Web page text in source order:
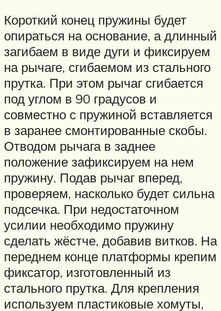
Короткий конец пружины будет
опираться на основание, а длинный
загибаем в виде дуги и фиксируем
на рычаге, сгибаемом из стального
прутка. При этом рычаг сгибается
под углом в 90 градусов и
совместно с пружиной вставляется
в заранее смонтированные скобы.
Отводом рычага в заднее
положение зафиксируем на нем
пружину. Подав рычаг вперед,
проверяем, насколько будет сильна
подсечка. При недостаточном
усилии необходимо пружину
сделать жёстче, добавив витков. На
переднем конце платформы крепим
фиксатор, изготовленный из
стального прутка. Для крепления
используем пластиковые хомуты,